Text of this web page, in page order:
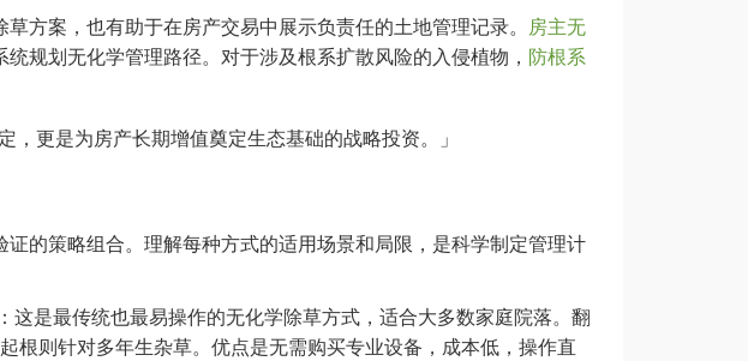
方案，也有助于在房产交易中展示负责任的土地管理记录。 房主无
规划无化学管理路径。对于涉及根系扩散风险的入侵植物， 防根系
，更是为房产长期增值奠定生态基础的战略投资。」
的策略组合。理解每种方式的适用场景和局限，是科学制定管理计
：这是最传统也最易操作的无化学除草方式，适合大多数家庭院落。翻
根则针对多年生杂草。优点是无需购买专业设备，成本低，操作直